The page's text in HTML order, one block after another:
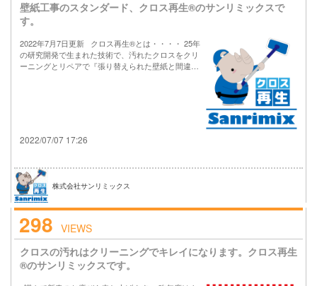
壁紙工事のスタンダード、クロス再生®のサンリミックスで
す。
2022年7月7日更新 クロス再生®とは・・・・ 25年
の研究開発で生まれた技術で、汚れたクロスをクリ
ーニングとリペアで『張り替えられた壁紙と間違…
2022/07/07 17:26
株式会社サンリミックス
298 VIEWS
クロスの汚れはクリーニングでキレイになります。クロス再生
®のサンリミックスです。